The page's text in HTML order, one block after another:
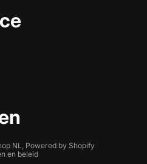
NL
Powered by Shopify
en beleid